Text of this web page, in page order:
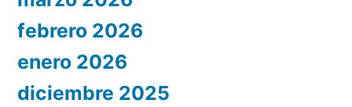
febrero 2026
enero 2026
diciembre 2025